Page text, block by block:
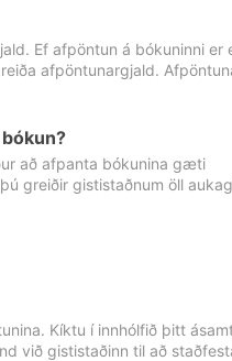
Ef afpöntun á bókuninni er
afpöntunargjald.
að afpanta bókunina gæti
greiðir gististaðnum öll
Kíktu í innhólfið þitt
við gististaðinn til að